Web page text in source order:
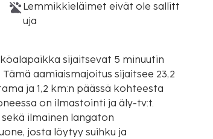
Lemmikkieläimet eivät ole sallitt
uja
sijaitsevat 5 minuutin
ja 1,2 km:n päässä kohteesta
on ilmastointi ja äly-tv:t.
ilmainen langaton
josta löytyy suihku ja